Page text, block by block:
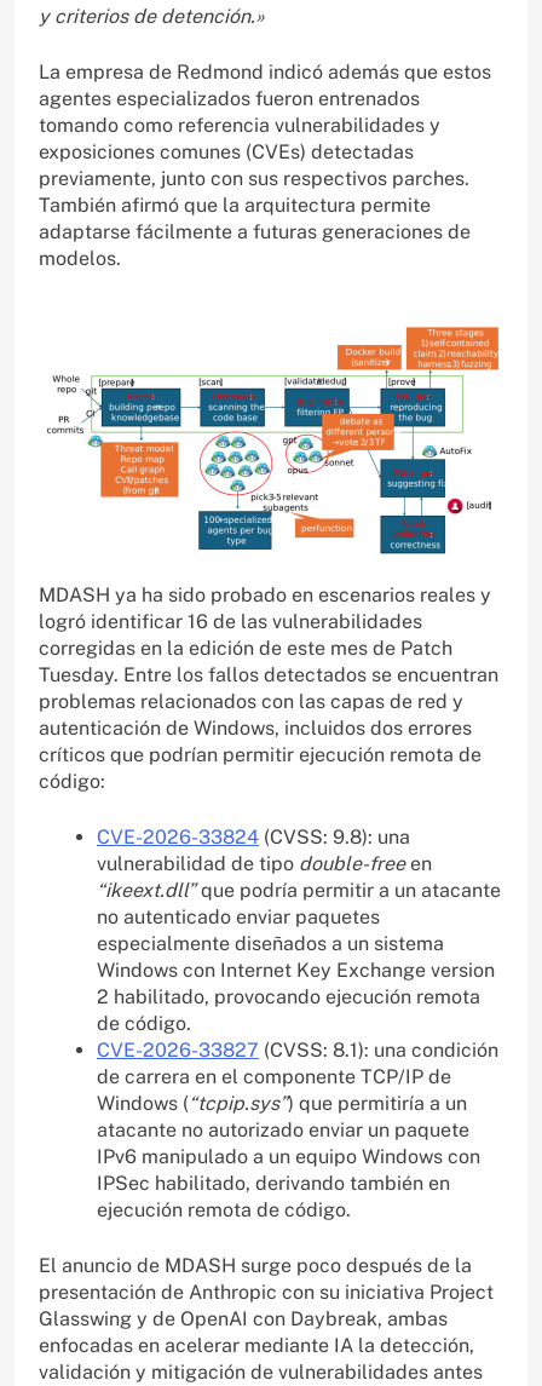
y criterios de detención.»
La empresa de Redmond indicó además que estos
agentes especializados fueron entrenados
tomando como referencia vulnerabilidades y
exposiciones comunes (CVEs) detectadas
previamente, junto con sus respectivos parches.
También afirmó que la arquitectura permite
adaptarse fácilmente a futuras generaciones de
modelos.
MDASH ya ha sido probado en escenarios reales y
logró identificar 16 de las vulnerabilidades
corregidas en la edición de este mes de Patch
Tuesday. Entre los fallos detectados se encuentran
problemas relacionados con las capas de red y
autenticación de Windows, incluidos dos errores
críticos que podrían permitir ejecución remota de
código:
CVE-2026-33824 (CVSS: 9.8): una
vulnerabilidad de tipo double-freeen
“ikeext.dll”que podría permitir a un atacante
no autenticado enviar paquetes
especialmente diseñados a un sistema
Windows con Internet Key Exchange version
2 habilitado, provocando ejecución remota
de código.
CVE-2026-33827 (CVSS: 8.1): una condición
de carrera en el componente TCP/IP de
Windows (“tcpip.sys”) que permitiría a un
atacante no autorizado enviar un paquete
IPv6 manipulado a un equipo Windows con
IPSec habilitado, derivando también en
ejecución remota de código.
El anuncio de MDASH surge poco después de la
presentación de Anthropic con su iniciativa Project
Glasswing y de OpenAI con Daybreak, ambas
enfocadas en acelerar mediante IA la detección,
validación y mitigación de vulnerabilidades antes